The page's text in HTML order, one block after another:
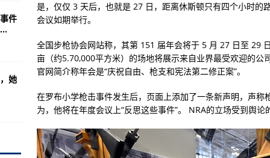
国大口径M99反器材
但绝不简单
任务是怎样的？(图)
曼底44》什么
强大对其报复
是，仅仅 3 天后，也就是 27 日，距离休斯顿只有四个小时的
会议如期举行。
全国步枪协会网站称，其第 151 届年会将于 5 月 27 日至 29
亩（约5.70,000平方米）的场地将展示来自业界最受欢迎的公
官网简介称年会是“庆祝自由、枪支和宪法第二修正案”。
在罗布小学枪击事件发生后，页面上添加了一条新声明，声称
为，他将在年度会议上“反思这些事件”。 NRA的立场受到舆论
件
她